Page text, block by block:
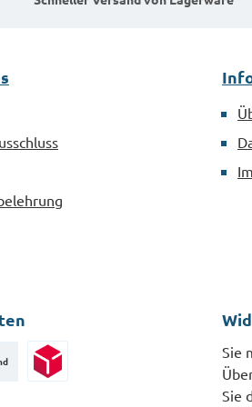
kompromisslose
verzinkt nach DIN
Sie
Sie